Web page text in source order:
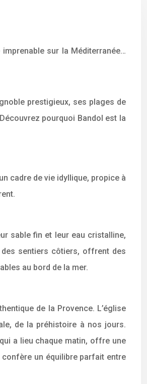
sur la Méditerranée…
prestigieux, ses plages de
pourquoi Bandol est la
cadre de vie idyllique, propice à
sable fin et leur eau cristalline,
sentiers côtiers, offrent des
au bord de la mer.
de la Provence. L’église
de la préhistoire à nos jours.
a lieu chaque matin, offre une
un équilibre parfait entre